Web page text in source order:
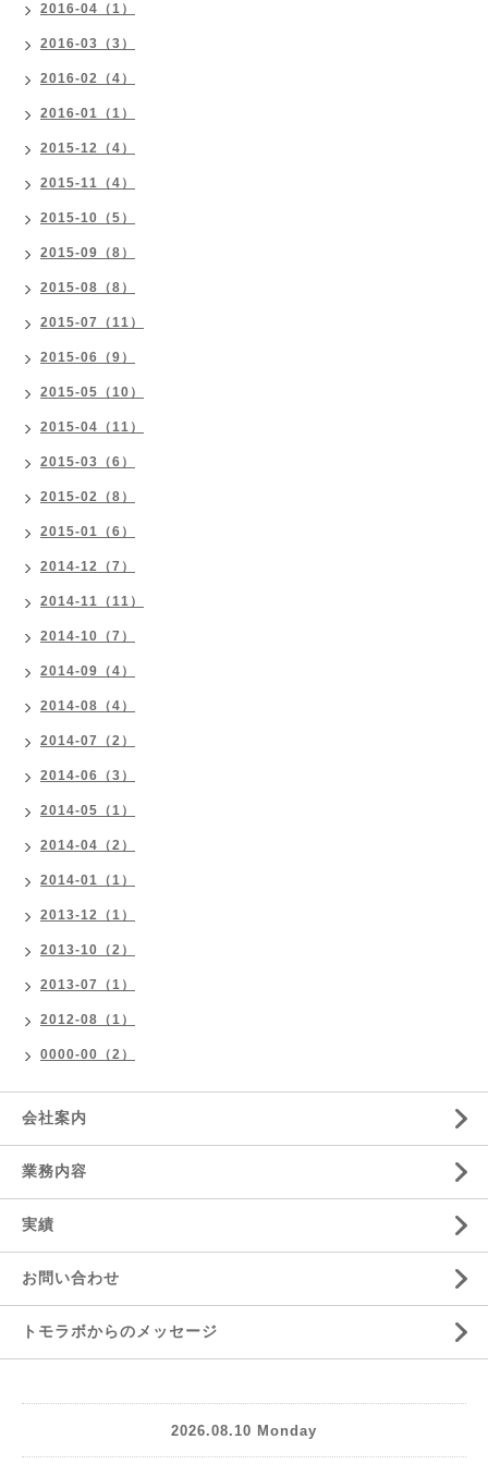
2016-04（1）
2016-03（3）
2016-02（4）
2016-01（1）
2015-12（4）
2015-11（4）
2015-10（5）
2015-09（8）
2015-08（8）
2015-07（11）
2015-06（9）
2015-05（10）
2015-04（11）
2015-03（6）
2015-02（8）
2015-01（6）
2014-12（7）
2014-11（11）
2014-10（7）
2014-09（4）
2014-08（4）
2014-07（2）
2014-06（3）
2014-05（1）
2014-04（2）
2014-01（1）
2013-12（1）
2013-10（2）
2013-07（1）
2012-08（1）
0000-00（2）
会社案内
業務内容
実績
お問い合わせ
トモラボからのメッセージ
2026.08.10 Monday